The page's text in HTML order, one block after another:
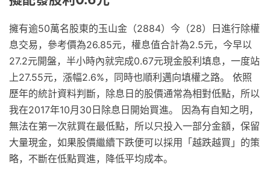
擁有逾50萬名股東的玉山金（2884）今（28）日進行除權
息交易，參考價為26.85元，權息值合計為2.5元，今早以
27.2元開盤，半小時內就完成0.67元現金股利填息，一度站
上27.55元，漲幅2.6%，同時也順利邁向填權之路。 依照
歷年的統計資料判斷，除息日的股價通常為相對低點，所以
我在2017年10月30日除息日開始買進。 因為有自知之明，
無法在第一次就買在最低點，所以只投入一部分金額，保留
大量現金，如果股價繼續下跌便可以採用「越跌越買」的策
略，不斷在低點買進，降低平均成本。